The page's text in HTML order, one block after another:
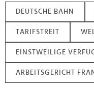
DEUTSCHE BAHN
TARIFSTREIT
EINSTWEILIGE
ARBEITSGERICHT